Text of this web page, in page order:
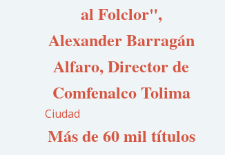
al Folclor",
Alexander Barragán
Alfaro, Director de
Comfenalco Tolima
Ciudad
Más de 60 mil títulos